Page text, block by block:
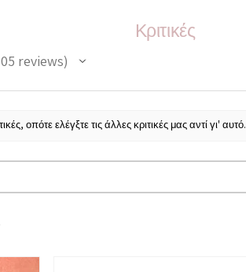
Κριτικές
reviews
οπότε ελέγξτε τις άλλες κριτικές μας αντί γι' αυτό.